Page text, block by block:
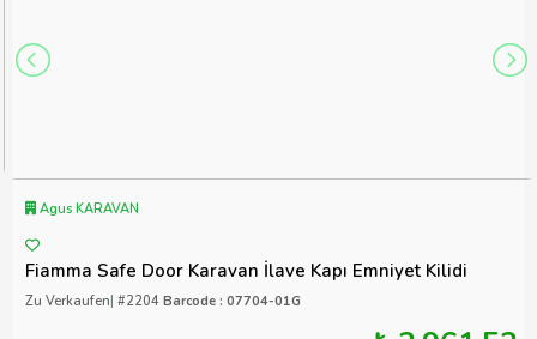
Agus KARAVAN
Fiamma Safe Door Karavan İlave Kapı Emniyet Kilidi
Zu Verkaufen| #2204 Barcode : 07704-01G